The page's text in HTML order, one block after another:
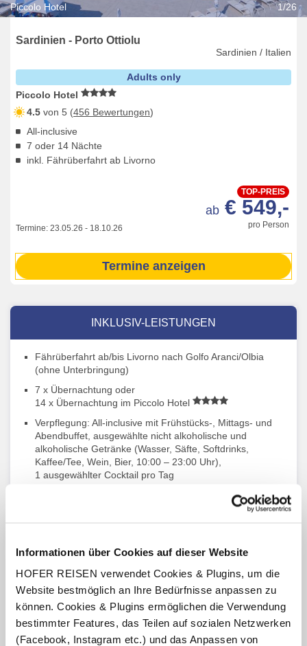
Informationen über Cookies auf dieser Website
HOFER REISEN verwendet Cookies & Plugins, um die
Website bestmöglich an Ihre Bedürfnisse anpassen zu
können. Cookies & Plugins ermöglichen die Verwendung
bestimmter Features, das Teilen auf sozialen Netzwerken
(Facebook, Instagram etc.) und das Anpassen von
Piccolo Hotel 1/26
Sardinien - Porto Ottiolu
Sardinien / Italien
Adults only
Piccolo Hotel
4.5 von 5 (456 Bewertungen)
All-inclusive
7 oder 14 Nächte
inkl. Fährüberfahrt ab Livorno
Termine: 23.05.26 - 18.10.26
TOP-PREIS
pro Person
ab € 549,-
Termine anzeigen
INKLUSIV-LEISTUNGEN
Fährüberfahrt ab/bis Livorno nach Golfo Aranci/Olbia
(ohne Unterbringung)
7 x Übernachtung oder
14 x Übernachtung im Piccolo Hotel
Verpflegung: All-inclusive mit Frühstücks-, Mittags- und
Abendbuffet, ausgewählte nicht alkoholische und
alkoholische Getränke (Wasser, Säfte, Softdrinks,
Kaffee/Tee, Wein, Bier, 10:00 – 23:00 Uhr),
1 ausgewählter Cocktail pro Tag
27.09.26 – 18.10.26)
2 Liegen und 1 Sonnenschirm am Strand vom Sporting
Hotel-Cala Cuppetti pro Zimmer (Termine
Shuttleservice zu den hoteleigenen Privatstränden (lt.